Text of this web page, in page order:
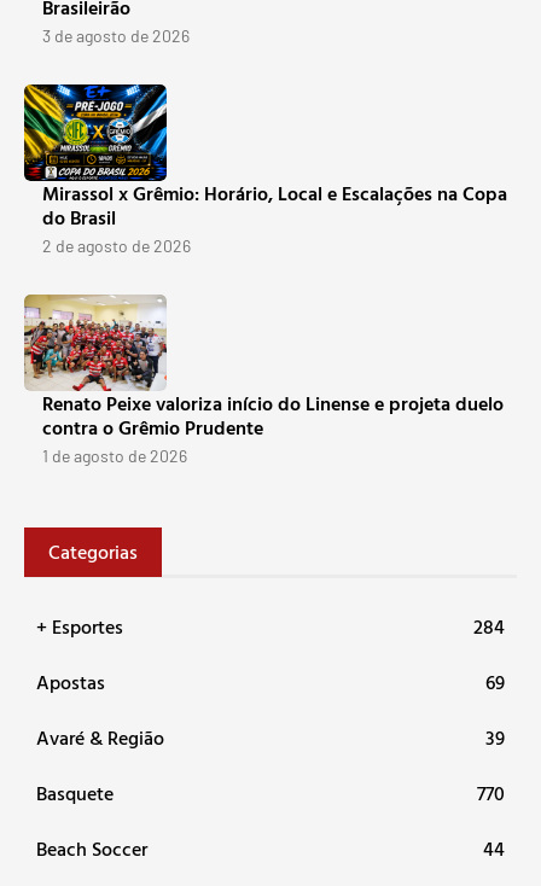
Brasileirão
3 de agosto de 2026
Mirassol x Grêmio: Horário, Local e Escalações na Copa
do Brasil
2 de agosto de 2026
Renato Peixe valoriza início do Linense e projeta duelo
contra o Grêmio Prudente
1 de agosto de 2026
Categorias
+ Esportes
284
Apostas
69
Avaré & Região
39
Basquete
770
Beach Soccer
44